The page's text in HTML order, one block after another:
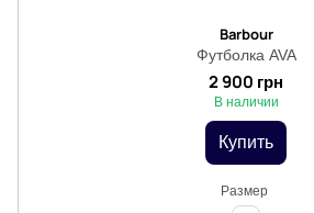
Barbour
Футболка AVA
2 900 грн
В наличии
Купить
Размер